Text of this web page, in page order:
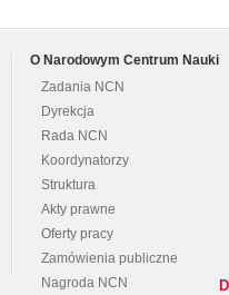
O Narodowym Centrum Nauki
Zadania NCN
Dyrekcja
Rada NCN
Koordynatorzy
Struktura
Akty prawne
Oferty pracy
Zamówienia publiczne
Nagroda NCN